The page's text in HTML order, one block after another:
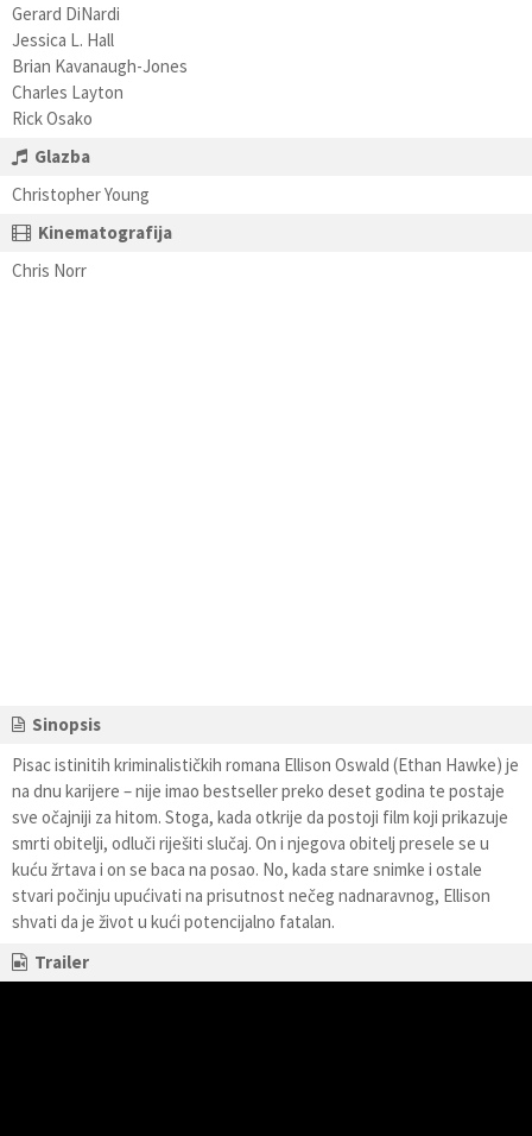
Gerard DiNardi
Jessica L. Hall
Brian Kavanaugh-Jones
Charles Layton
Rick Osako
Glazba
Christopher Young
Kinematografija
Chris Norr
Sinopsis
Pisac istinitih kriminalističkih romana Ellison Oswald (Ethan Hawke) je
na dnu karijere – nije imao bestseller preko deset godina te postaje
sve očajniji za hitom. Stoga, kada otkrije da postoji film koji prikazuje
smrti obitelji, odluči riješiti slučaj. On i njegova obitelj presele se u
kuću žrtava i on se baca na posao. No, kada stare snimke i ostale
stvari počinju upućivati na prisutnost nečeg nadnaravnog, Ellison
shvati da je život u kući potencijalno fatalan.
Trailer